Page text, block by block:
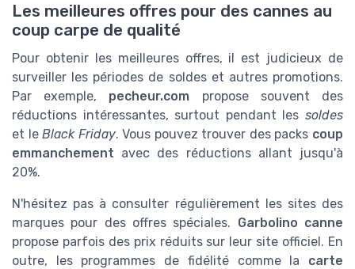
Les meilleures offres pour des cannes au
coup carpe de qualité
Pour obtenir les meilleures offres, il est judicieux de
surveiller les périodes de soldes et autres promotions.
Par exemple, pecheur.com propose souvent des
réductions intéressantes, surtout pendant les soldes
et leBlack Friday. Vous pouvez trouver des packs coup
emmanchement avec des réductions allant jusqu'à
20%.
N'hésitez pas à consulter régulièrement les sites des
marques pour des offres spéciales. Garbolino canne
propose parfois des prix réduits sur leur site officiel. En
outre, les programmes de fidélité comme la carte